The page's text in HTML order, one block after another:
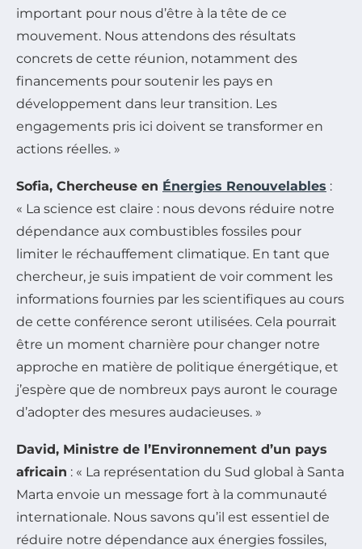
important pour nous d’être à la tête de ce
mouvement. Nous attendons des résultats
concrets de cette réunion, notamment des
financements pour soutenir les pays en
développement dans leur transition. Les
engagements pris ici doivent se transformer en
actions réelles. »
Sofia, Chercheuse en Énergies Renouvelables :
« La science est claire : nous devons réduire notre
dépendance aux combustibles fossiles pour
limiter le réchauffement climatique. En tant que
chercheur, je suis impatient de voir comment les
informations fournies par les scientifiques au cours
de cette conférence seront utilisées. Cela pourrait
être un moment charnière pour changer notre
approche en matière de politique énergétique, et
j’espère que de nombreux pays auront le courage
d’adopter des mesures audacieuses. »
David, Ministre de l’Environnement d’un pays
africain : « La représentation du Sud global à Santa
Marta envoie un message fort à la communauté
internationale. Nous savons qu’il est essentiel de
réduire notre dépendance aux énergies fossiles,